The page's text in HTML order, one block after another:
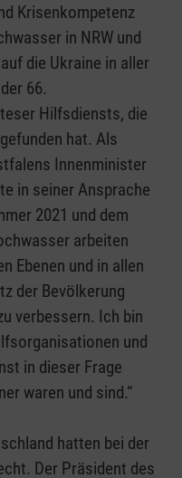
Krisenkompetenz
in NRW und
die Ukraine in aller
66.
Hilfsdiensts, die
hat. Als
Innenminister
in seiner Ansprache
2021 und dem
arbeiten
Ebenen und in allen
der Bevölkerung
verbessern. Ich bin
und
in dieser Frage
waren und sind.“
hatten bei der
Der Präsident des